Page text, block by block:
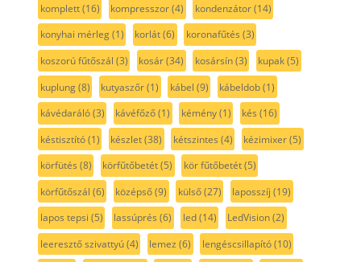
komplett(16) kompresszor(4) kondenzátor(14)
konyhai mérleg(1) korlát(6) koronafűtés (3)
koszorú fűtőszál (3) kosár(34) kosársín(3) kupak(5)
kuplung(8) kutyaszőr(1) kábel (9) kábeldob(1)
kávédaráló(3) kávéfőző(1) kémény(1) kés (16)
késtisztító(1) készlet(38) kétszintes (4) kézimixer(5)
körfütés (8) körfűtőbetét(5) kör fűtőbetét(5)
körfűtőszál (6) középső(9) külső(27) laposszíj (19)
lapos tepsi (5) lassúprés (6) led(14) LedVision(2)
leeresztő szivattyú(4) lemez (6) lengéscsillapító(10)